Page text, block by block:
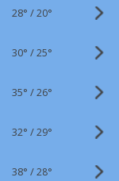
28° /20°
30° /25°
35° /26°
32° /29°
38° /28°